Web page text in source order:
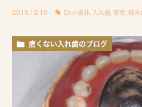
2019.12.19 Dr.小坂井 入れ歯 咬合 噛み
痛くない入れ歯のブログ